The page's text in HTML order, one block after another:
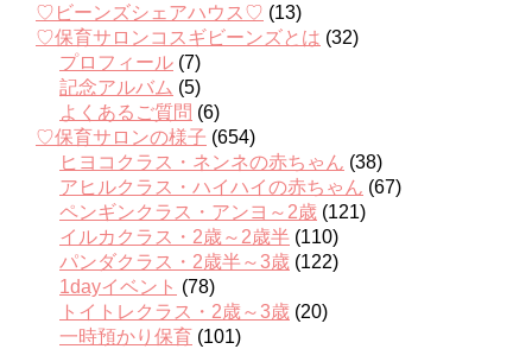
♡ビーンズシェアハウス♡ (13)
♡保育サロンコスギビーンズとは (32)
プロフィール (7)
記念アルバム (5)
よくあるご質問 (6)
♡保育サロンの様子 (654)
ヒヨコクラス・ネンネの赤ちゃん (38)
アヒルクラス・ハイハイの赤ちゃん (67)
ペンギンクラス・アンヨ～2歳 (121)
イルカクラス・2歳～2歳半 (110)
パンダクラス・2歳半～3歳 (122)
1dayイベント (78)
トイトレクラス・2歳～3歳 (20)
一時預かり保育 (101)